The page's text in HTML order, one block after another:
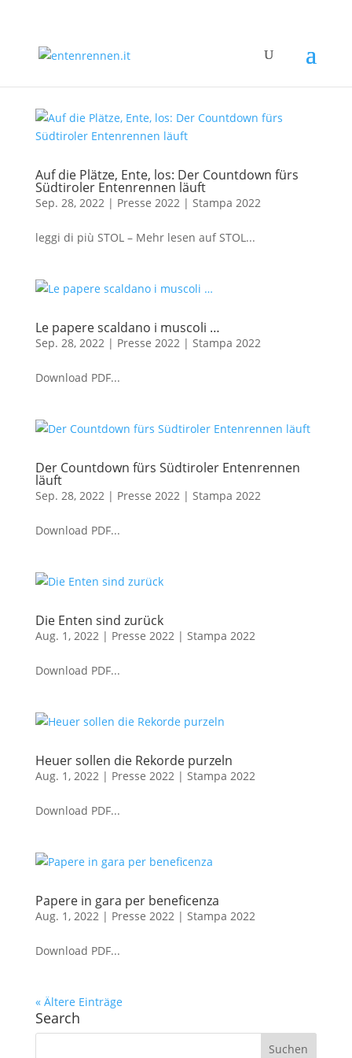
Auf die Plätze, Ente, los: Der Countdown fürs
Südtiroler Entenrennen läuft
Sep. 28, 2022| Presse 2022 | Stampa 2022
leggi di più STOL – Mehr lesen auf STOL...
Le papere scaldano i muscoli …
Sep. 28, 2022| Presse 2022 | Stampa 2022
Download PDF...
Der Countdown fürs Südtiroler Entenrennen
läuft
Sep. 28, 2022| Presse 2022 | Stampa 2022
Download PDF...
Die Enten sind zurück
Aug. 1, 2022| Presse 2022 | Stampa 2022
Download PDF...
Heuer sollen die Rekorde purzeln
Aug. 1, 2022| Presse 2022 | Stampa 2022
Download PDF...
Papere in gara per beneficenza
Aug. 1, 2022| Presse 2022 | Stampa 2022
Download PDF...
« Ältere Einträge
Search